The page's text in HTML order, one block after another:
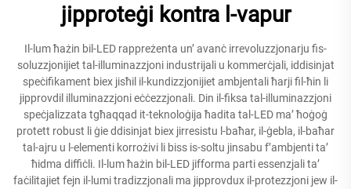
jipproteġi kontra l-vapur
Il-lum ħażin bil-LED rappreżenta un’ avanċ irrevoluzzjonarju fis-
soluzzjonijiet tal-illuminazzjoni industrijali u kommerċjali, iddisinjat
speċifikament biex jisħil il-kundizzjonijiet ambjentali ħarji fil-ħin li
jipprovdil illuminazzjoni eċċezzjonali. Din il-fiksa tal-illuminazzjoni
speċjalizzata tgħaqqad it-teknoloġija ħadita tal-LED ma’ ħoġoġ
protett robust li ġie ddisinjat biex jirresistu l-baħar, il-ġebla, il-baħar
tal-ajru u l-elementi korrożivi li biss is-soltu jinsabu f’ambjenti ta’
ħidma diffiċli. Il-lum ħażin bil-LED jifforma parti essenzjali ta’
faċilitajiet fejn il-lumi tradizzjonali ma jipprovdux il-protezzjoni jew il-